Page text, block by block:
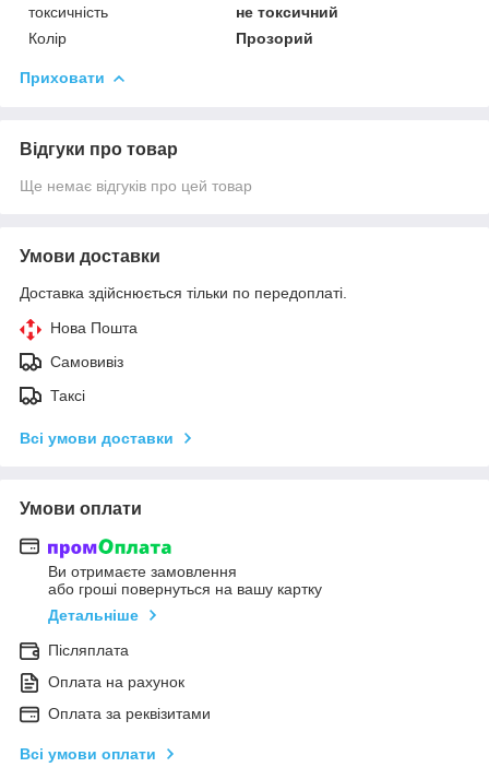
токсичність
не токсичний
Колір
Прозорий
Приховати
Відгуки про товар
Ще немає відгуків про цей товар
Умови доставки
Доставка здійснюється тільки по передоплаті.
Нова Пошта
Самовивіз
Таксі
Всі умови доставки
Умови оплати
Ви отримаєте замовлення
або гроші повернуться на вашу картку
Детальніше
Післяплата
Оплата на рахунок
Оплата за реквізитами
Всі умови оплати